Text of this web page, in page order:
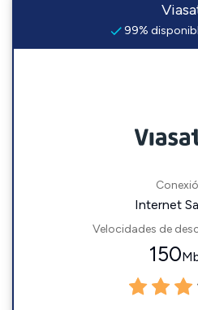
99%
Internet
Velocidades de
150